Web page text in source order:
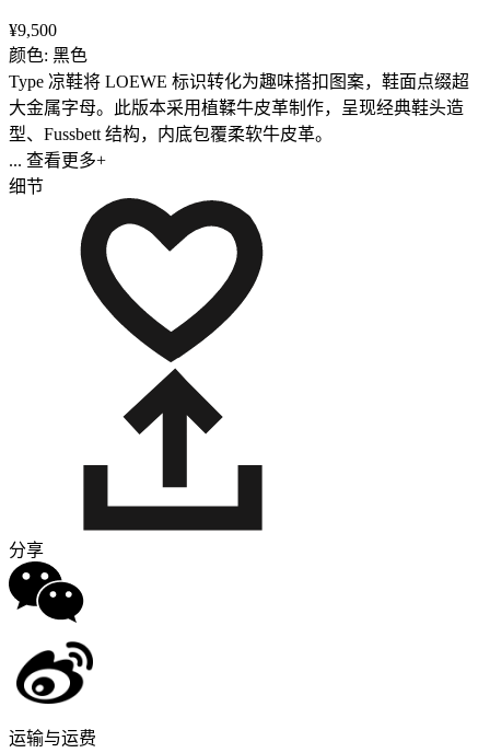
¥9,500
颜色: 黑色
Type 凉鞋将 LOEWE 标识转化为趣味搭扣图案，鞋面点缀超
大金属字母。此版本采用植鞣牛皮革制作，呈现经典鞋头造
型、Fussbett 结构，内底包覆柔软牛皮革。
... 查看更多+
细节
分享
运输与运费